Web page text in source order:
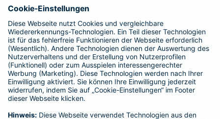
ÜBER BARMENIA
Kontakt
Karriere
Presse